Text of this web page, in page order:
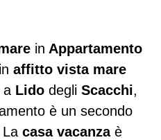
in Appartamento
affitto vista mare
a Lido degli Scacchi,
è un secondo
casa vacanzaè